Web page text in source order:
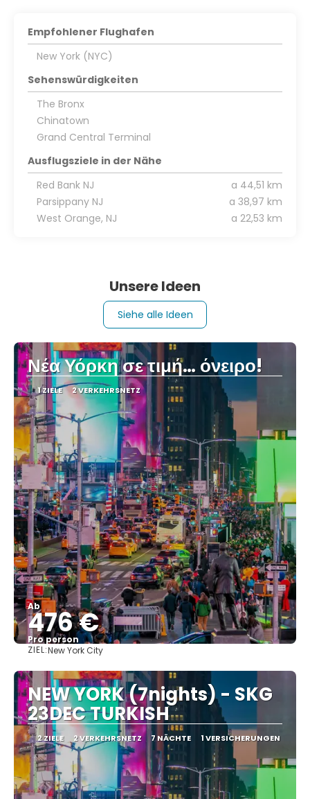
Empfohlener Flughafen
New York (NYC)
Sehenswürdigkeiten
The Bronx
Chinatown
Grand Central Terminal
Ausflugsziele in der Nähe
Red Bank NJ
a 44,51 km
Parsippany NJ
a 38,97 km
West Orange, NJ
a 22,53 km
Unsere Ideen
Siehe alle Ideen
Νέα Υόρκη σε τιμή… όνειρο!
1 ZIELE 2 VERKEHRSNETZ
Ab
476 €
Pro person
ZIEL:New York City
NEW YORK (7nights) - SKG
23DEC TURKISH
2 ZIELE 2 VERKEHRSNETZ 7 NÄCHTE 1 VERSICHERUNGEN